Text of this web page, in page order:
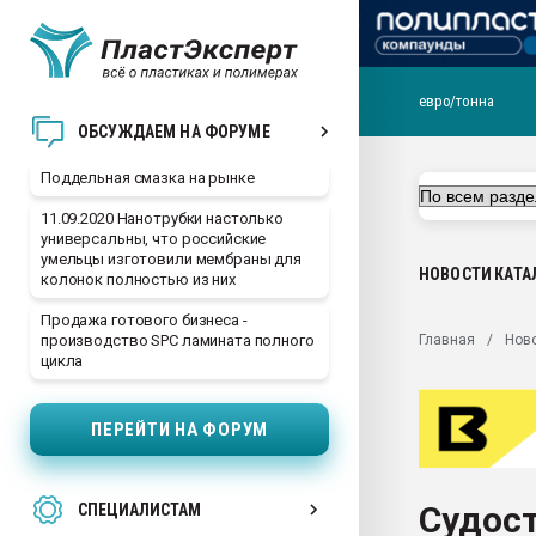
ОБСУЖДАЕМ НА ФОРУМЕ
Поддельная смазка на рынке
11.09.2020 Нанотрубки настолько
универсальны, что российские
умельцы изготовили мембраны для
колонок полностью из них
Продажа готового бизнеса -
производство SPC ламината полного
цикла
ПЕРЕЙТИ НА ФОРУМ
СПЕЦИАЛИСТАМ
ближайшее
Подмосковье, Москва
первый план в
28.07.2026
ситуацией на
Всё, что касается
Материал поверхности
Продам отходы
евро/тонна
НОВОСТИ
Главная